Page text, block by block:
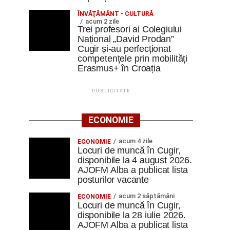
ÎNVĂŢĂMÂNT - CULTURĂ
acum 2 zile
Trei profesori ai Colegiului
Național „David Prodan”
Cugir și-au perfecționat
competențele prin mobilități
Erasmus+ în Croația
PUBLICITATE
ECONOMIE
ECONOMIE acum 4 zile
Locuri de muncă în Cugir,
disponibile la 4 august 2026.
AJOFM Alba a publicat lista
posturilor vacante
ECONOMIE acum 2 săptămâni
Locuri de muncă în Cugir,
disponibile la 28 iulie 2026.
AJOFM Alba a publicat lista